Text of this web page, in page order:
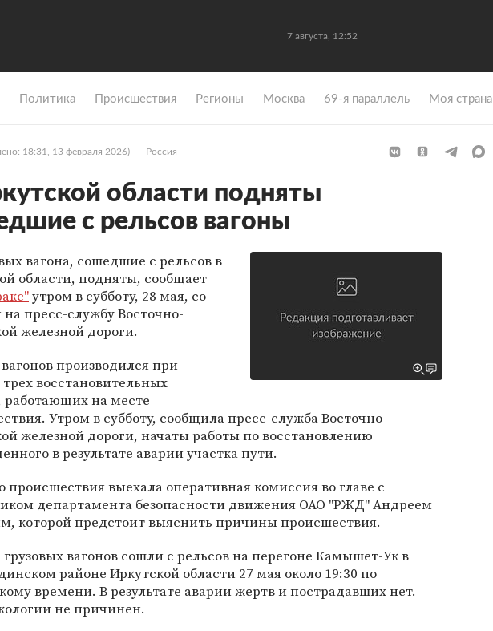
7 августа, 12:52
Политика Происшествия Регионы Москва 69-я параллель Моя страна
18:31, 13 февраля 2026) Россия
области подняты
с рельсов вагоны
вагона, сошедшие с рельсов в
области, подняты, сообщает
утром в субботу, 28 мая, со
пресс-службу Восточно-
железной дороги.
производился при
восстановительных
работающих на месте
Утром в субботу, сообщила пресс-служба Восточно-
железной дороги, начаты работы по восстановлению
в результате аварии участка пути.
происшествия выехала оперативная комиссия во главе с
департамента безопасности движения ОАО "РЖД" Андреем
которой предстоит выяснить причины происшествия.
грузовых вагонов сошли с рельсов на перегоне Камышет-Ук в
районе Иркутской области 27 мая около 19:30 по
времени. В результате аварии жертв и пострадавших нет.
не причинен.